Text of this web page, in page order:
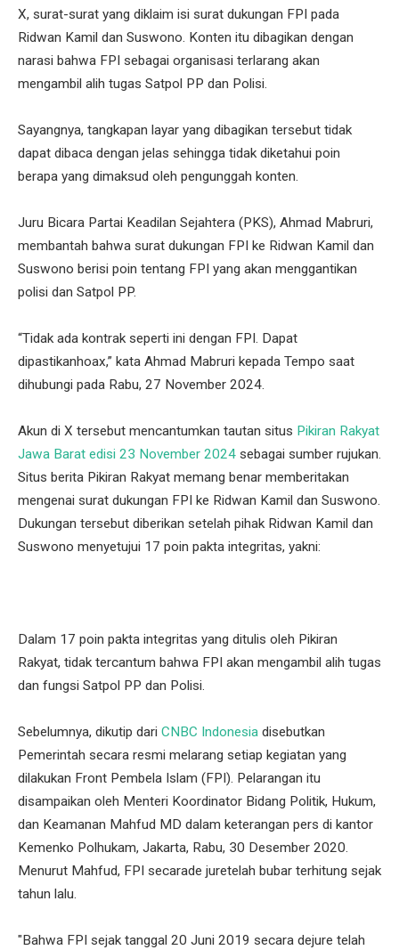
X, surat-surat yang diklaim isi surat dukungan FPI pada
Ridwan Kamil dan Suswono. Konten itu dibagikan dengan
narasi bahwa FPI sebagai organisasi terlarang akan
mengambil alih tugas Satpol PP dan Polisi.
Sayangnya, tangkapan layar yang dibagikan tersebut tidak
dapat dibaca dengan jelas sehingga tidak diketahui poin
berapa yang dimaksud oleh pengunggah konten.
Juru Bicara Partai Keadilan Sejahtera (PKS), Ahmad Mabruri,
membantah bahwa surat dukungan FPI ke Ridwan Kamil dan
Suswono berisi poin tentang FPI yang akan menggantikan
polisi dan Satpol PP.
“Tidak ada kontrak seperti ini dengan FPI. Dapat
dipastikanhoax,” kata Ahmad Mabruri kepada Tempo saat
dihubungi pada Rabu, 27 November 2024.
Akun di X tersebut mencantumkan tautan situs Pikiran Rakyat
Jawa Barat edisi 23 November 2024 sebagai sumber rujukan.
Situs berita Pikiran Rakyat memang benar memberitakan
mengenai surat dukungan FPI ke Ridwan Kamil dan Suswono.
Dukungan tersebut diberikan setelah pihak Ridwan Kamil dan
Suswono menyetujui 17 poin pakta integritas, yakni:
Dalam 17 poin pakta integritas yang ditulis oleh Pikiran
Rakyat, tidak tercantum bahwa FPI akan mengambil alih tugas
dan fungsi Satpol PP dan Polisi.
Sebelumnya, dikutip dari CNBC Indonesia disebutkan
Pemerintah secara resmi melarang setiap kegiatan yang
dilakukan Front Pembela Islam (FPI). Pelarangan itu
disampaikan oleh Menteri Koordinator Bidang Politik, Hukum,
dan Keamanan Mahfud MD dalam keterangan pers di kantor
Kemenko Polhukam, Jakarta, Rabu, 30 Desember 2020.
Menurut Mahfud, FPI secarade juretelah bubar terhitung sejak
tahun lalu.
"Bahwa FPI sejak tanggal 20 Juni 2019 secara dejure telah